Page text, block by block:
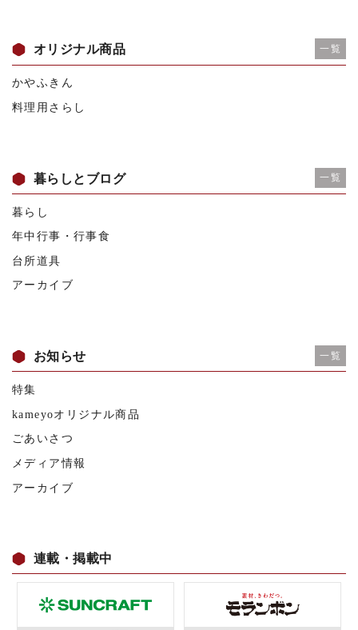
オリジナル商品 一覧
かやふきん
料理用さらし
暮らしとブログ 一覧
暮らし
年中行事・行事食
台所道具
アーカイブ
お知らせ 一覧
特集
kameyoオリジナル商品
ごあいさつ
メディア情報
アーカイブ
連載・掲載中